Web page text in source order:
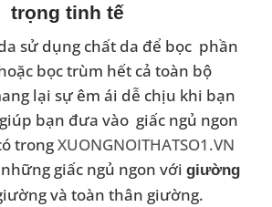
trọng tinh tế
sử dụng chất da để bọc phần
bọc trùm hết cả toàn bộ
lại sự êm ái dễ chịu khi bạn
bạn đưa vào giấc ngủ ngon
trongXUONGNOITHATSO1.VN
giấc ngủ ngon với giường
và toàn thân giường.